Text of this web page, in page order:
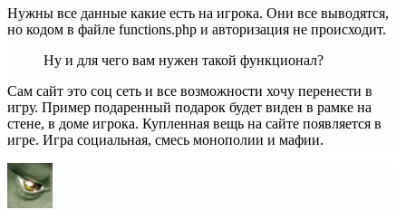
Нужны все данные какие есть на игрока. Они все выводятся,
но кодом в файле functions.php и авторизация не происходит.
Ну и для чего вам нужен такой функционал?
Сам сайт это соц сеть и все возможности хочу перенести в
игру. Пример подаренный подарок будет виден в рамке на
стене, в доме игрока. Купленная вещь на сайте появляется в
игре. Игра социальная, смесь монополии и мафии.